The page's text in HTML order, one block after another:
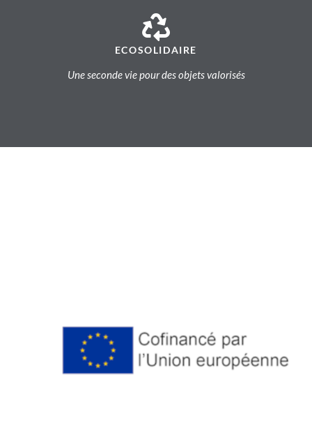
ECOSOLIDAIRE
Une seconde vie pour des objets valorisés